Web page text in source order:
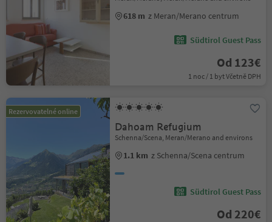
618 m z Meran/Merano centrum
Südtirol Guest Pass
Od 123€
1 noc / 1 byt Včetně DPH
Rezervovatelné online
Dahoam Refugium
Schenna/Scena, Meran/Merano and environs
1.1 km z Schenna/Scena centrum
Südtirol Guest Pass
Od 220€